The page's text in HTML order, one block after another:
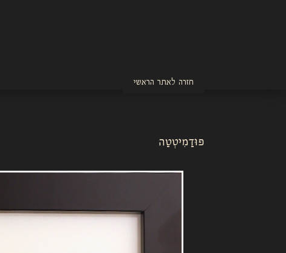
חזרה לאתר הראשי
פוּדַמִיטְטַה